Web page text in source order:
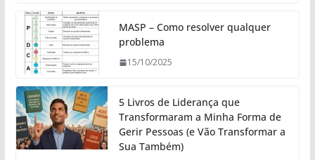
MASP – Como resolver qualquer
problema
15/10/2025
5 Livros de Liderança que
Transformaram a Minha Forma de
Gerir Pessoas (e Vão Transformar a
Sua Também)